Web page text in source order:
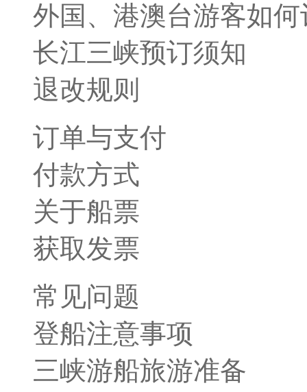
外国、港澳台游客如何
长江三峡预订须知
退改规则
订单与支付
付款方式
关于船票
获取发票
常见问题
登船注意事项
三峡游船旅游准备